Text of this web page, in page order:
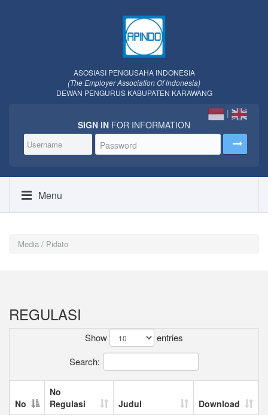
ASOSIASI PENGUSAHA INDONESIA
(The Employer Association Of lndonesia)
DEWAN PENGURUS KABUPATEN KARAWANG
|
SIGN IN FOR INFORMATION
Menu
Media / Pidato
REGULASI
Show
entries
Search:
No
No
Regulasi
Judul
Download